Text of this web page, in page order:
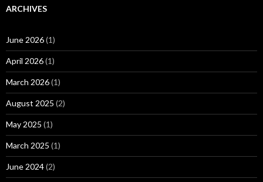
ARCHIVES
June 2026(1)
April 2026(1)
March 2026(1)
August 2025 (2)
May 2025 (1)
March 2025 (1)
June 2024(2)